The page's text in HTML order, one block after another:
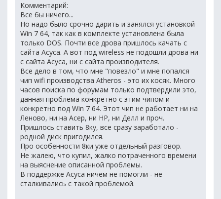
Комментарий:
Все бы ничего...
Но надо было срочно дарить и занялся установкой
Win 7 64, так как в комплекте установлена была
только DOS. Почти все дрова пришлось качать с
сайта Асуса. А вот под wireless не подошли дрова ни
с сайта Асуса, ни с сайта производителя.
Все дело в том, что мне "повезло" и мне попался
чип wifi производства Atheros - это их косяк. Много
часов поиска по форумам только подтвердили это,
данная проблема конкретно с этим чипом и
конкретно под Win 7 64. Этот чип не работает ни на
Леново, ни на Асер, ни НР, ни Делл и проч.
Пришлось ставить 8ку, все сразу заработало -
родной диск пригодился.
Про особенности 8ки уже отдельный разговор.
Не жалею, что купил, жалко потраченного времени
на выяснение описанной проблемы.
В поддержке Асуса ничем не помогли - не
сталкивались с такой проблемой.